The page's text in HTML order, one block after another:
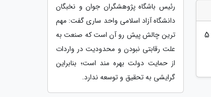
رئیس باشگاه پژوهشگران جوان و نخبگان
دانشگاه آزاد اسلامی واحد ساری گفت: مهم
ترین چالش پیش رو آن است که صنعت به
علت رقابتی نبودن و محدودیت در واردات
از حمایت دولت بهره مند است؛ بنابراین
گرایشی به تحقیق و توسعه ندارد.